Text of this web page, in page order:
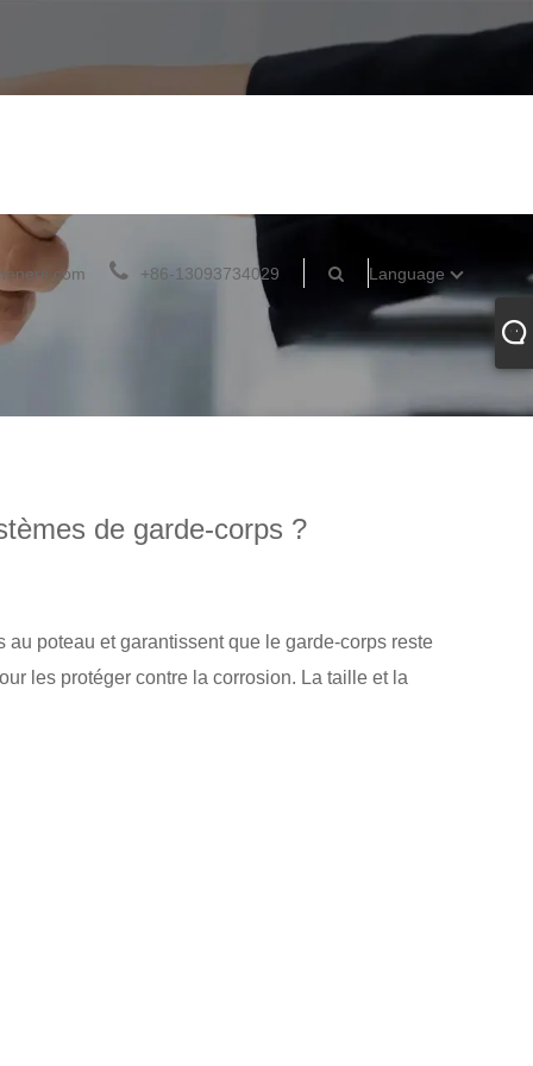
+86-13093734029 Language
de garde-corps ?
poteau et garantissent que le garde-corps reste
les protéger contre la corrosion. La taille et la